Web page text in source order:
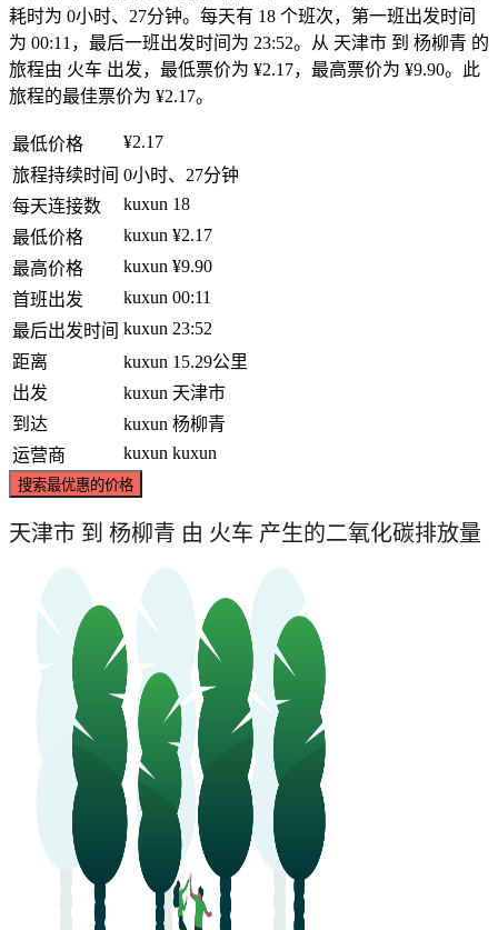
耗时为 0小时、27分钟。每天有 18 个班次，第一班出发时间
为 00:11，最后一班出发时间为 23:52。从 天津市 到 杨柳青 的
旅程由 火车 出发，最低票价为 ¥2.17，最高票价为 ¥9.90。此
旅程的最佳票价为 ¥2.17。
最低价格
¥2.17
旅程持续时间 0小时、27分钟
每天连接数
kuxun 18
最低价格
kuxun ¥2.17
最高价格
kuxun ¥9.90
首班出发
kuxun 00:11
最后出发时间 kuxun 23:52
距离
kuxun 15.29公里
出发
kuxun 天津市
到达
kuxun 杨柳青
运营商
kuxun kuxun
搜索最优惠的价格
天津市 到 杨柳青 由 火车 产生的二氧化碳排放量